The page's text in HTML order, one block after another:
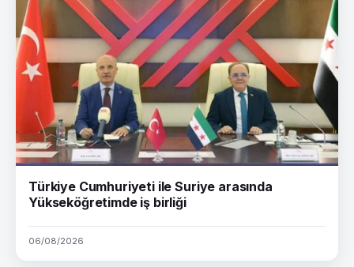
Türkiye Cumhuriyeti ile Suriye arasında
Yükseköğretimde iş birliği
06/08/2026